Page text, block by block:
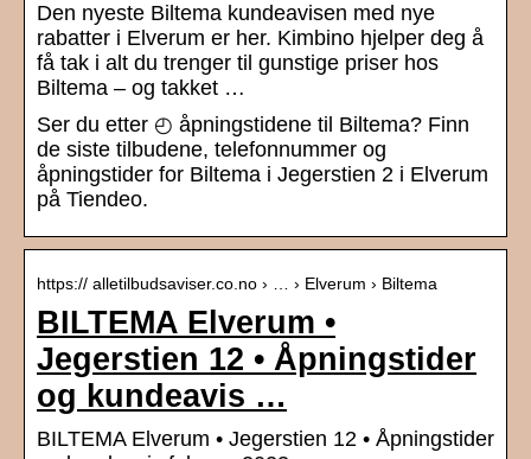
Den nyeste Biltema kundeavisen med nye
rabatter i Elverum er her. Kimbino hjelper deg å
få tak i alt du trenger til gunstige priser hos
Biltema – og takket …
Ser du etter ◴ åpningstidene til Biltema? Finn
de siste tilbudene, telefonnummer og
åpningstider for Biltema i Jegerstien 2 i Elverum
på Tiendeo.
https:// alletilbudsaviser.co.no › … › Elverum › Biltema
BILTEMA Elverum •
Jegerstien 12 • Åpningstider
og kundeavis …
BILTEMA Elverum • Jegerstien 12 • Åpningstider